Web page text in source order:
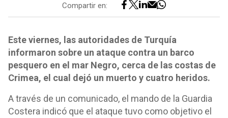
Compartir en:
Este viernes, las autoridades de Turquía
informaron sobre un ataque contra un barco
pesquero en el mar Negro, cerca de las costas de
Crimea, el cual dejó un muerto y cuatro heridos.
A través de un comunicado, el mando de la Guardia
Costera indicó que el ataque tuvo como objetivo el